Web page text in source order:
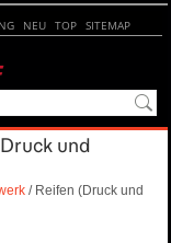
NEU TOP SITEMAP
und
/ Reifen (Druck und